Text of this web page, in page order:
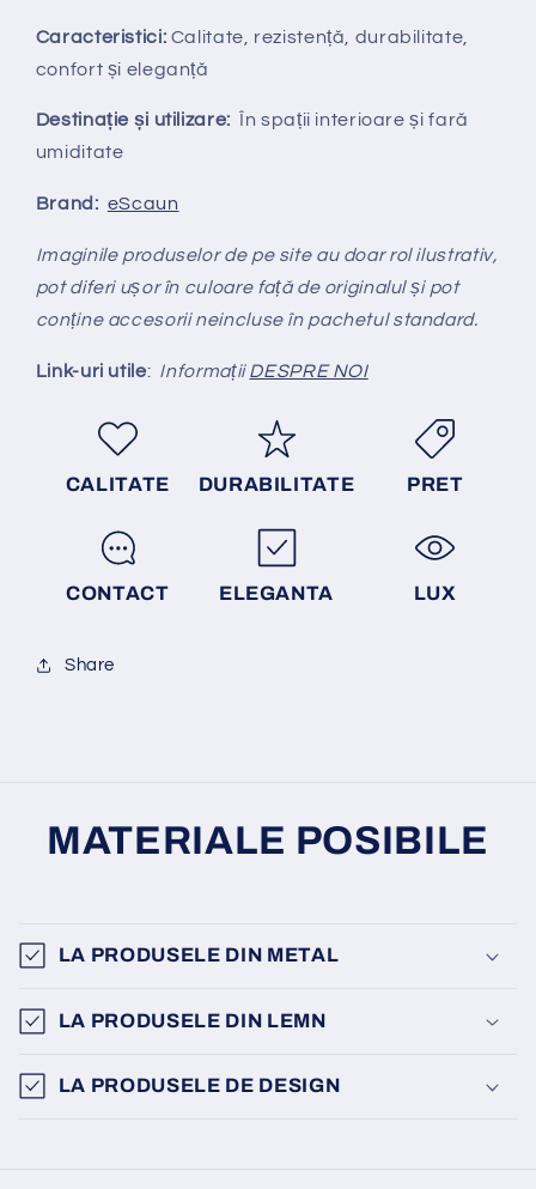
Caracteristici: Calitate, rezistență, durabilitate,
confort și eleganță
Destinație și utilizare: În spații interioare și fară
umiditate
Brand: eScaun
Imaginile produselor de pe site au doar rol ilustrativ,
pot diferi ușor în culoare față de originalul și pot
conține accesorii neincluse în pachetul standard.
Link-uri utile: InformațiiDESPRE NOI
CALITATE DURABILITATE PRET
CONTACT ELEGANTA LUX
Share
MATERIALE POSIBILE
LA PRODUSELE DIN METAL
LA PRODUSELE DIN LEMN
LA PRODUSELE DE DESIGN